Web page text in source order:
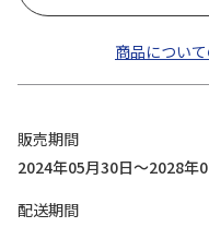
商品につい
販売期間
2024年05月30日～2028年
配送期間